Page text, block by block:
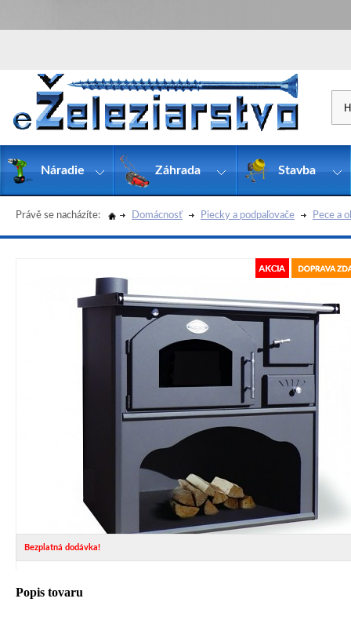
Právě se nacházíte: Domácnosť Piecky a podpaľovače Pece a
Bezplatná dodávka!
Popis tovaru
Náradie Záhrada Stavba